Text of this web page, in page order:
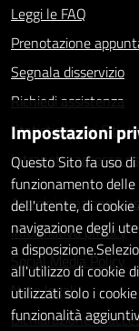
Leggi le FAQ
Prenotazione
Segnala disservizio
Richiedi assistenza
Statistiche dei Siti
Intranet - accesso
Amministrazione
Informativa privacy
Social Media Policy
Note legali
Dichiarazione di
Impostazioni
Questo Sito fa uso
funzionamento
dell'utente, di
navigazione degli
a
all'utilizzo di cookie
utilizzati solo i
funzionalità